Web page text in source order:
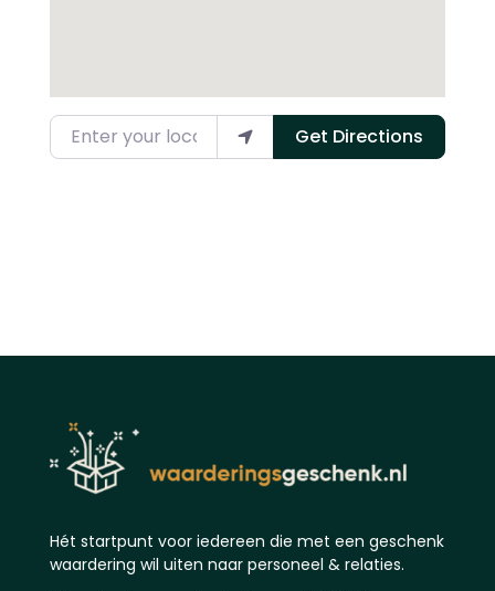
Enter your location Get Directions
Hét startpunt voor iedereen die met een geschenk
waardering wil uiten naar personeel & relaties.